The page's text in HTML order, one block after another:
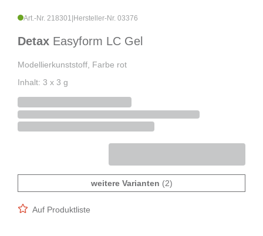
Art.-Nr. 218301 Hersteller-Nr. 03376
Detax Easyform LC Gel
Modellierkunststoff, Farbe rot
Inhalt: 3 x 3 g
weitere Varianten (2)
Auf Produktliste